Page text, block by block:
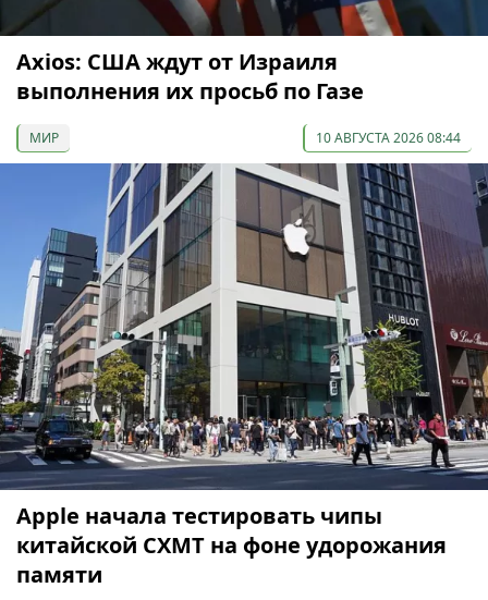
Axios: США ждут от Израиля
выполнения их просьб по Газе
МИР 10 АВГУСТА 2026 08:44
Apple начала тестировать чипы
китайской CXMT на фоне удорожания
памяти